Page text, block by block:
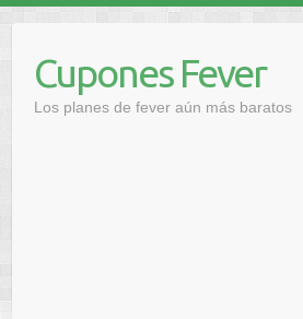
contenidoCupones Fever
Los planes de fever aún más baratos